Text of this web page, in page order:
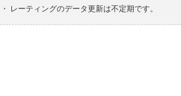
・
レーティングのデータ更新は不定期です。